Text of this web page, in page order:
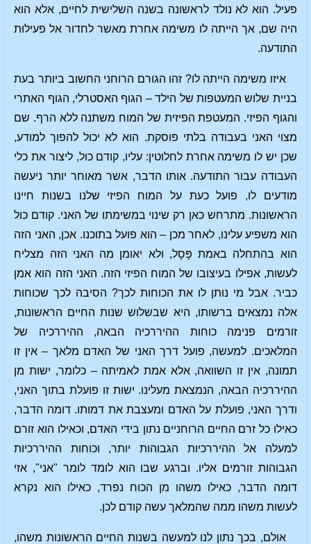
פעיל. הוא לא נולד לראשונה בשנה השלישית לחיים, אלא הוא
היה שם, אך הייתה לו משימה אחרת מאשר לחדור אל פעילות
התודעה.
איזו משימה הייתה לו? זהו הגורם הרוחני החשוב ביותר בעת
בניית שלוש המעטפות של הילד – הגוף האסטרלי, הגוף האתרי
והגוף הפיזי. המעטפת הפיזית של המוח משתנה ללא הרף. שם
מצוי האני בעבודה בלתי פוסקת. הוא לא יכול להפוך למודע,
שכן יש לו משימה אחרת לחלוטין: עליו, קודם כול, ליצור את כלי
העבודה עבור התודעה. אותו הדבר, אשר מאוחר יותר ניעשה
מודעים לו, פועל כעת על המוח הפיזי שלנו בשנות חיינו
הראשונות. מתרחש כאן רק שינוי במשימתו של האני. קודם כול
הוא משפיע עלינו, לאחר מכן – הוא פועל בתוכנו. אכן, האני הזה
הוא בהתחלה באמת פָּסָל, ולא יאומן מה האני הזה מצליח
לעשות, אפילו בעיצובו של המוח הפיזי הזה. האני הזה הוא אמן
כביר. אבל מי נותן לו את הכוחות לכך? הסיבה לכך שכוחות
אלה נמצאים ברשותו, היא שבשלוש שנות החיים הראשונות,
זורמים פנימה כוחות ההיררכיה הבאה, ההיררכיה של
המלאכים. למעשה, פועל דרך האני של האדם מלאך – אין זו
תמונה, אין זו השוואה, אלא אמת לאמיתה – כלומר, ישות מן
ההיררכיה הבאה, הנמצאת מעלינו. ישות זו פועלת בתוך האני,
ודרך האני, פועלת על האדם ומעצבת את דמותו. דומה הדבר,
כאילו כל זרם החיים הרוחניים נתון בידי האדם, וכאילו הוא זורם
למעלה אל ההיררכיות הגבוהות יותר, וכוחות ההיררכיות
הגבוהות זורמים אליו. וברגע שבו הוא לומד לומר "אני", אזי
דומה הדבר, כאילו משהו מן הכוח נפרד, כאילו הוא נקרא
לעשות משהו ממה שהמלאך עשה קודם לכן.
אולם, בכך נתון לנו למעשה בשנות החיים הראשונות משהו,